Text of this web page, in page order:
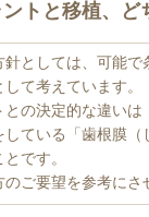
トと移植、ど
針としては、可能で
て考えています。
との決定的な違いは
している「歯根膜（
です。
ご要望を参考にさ